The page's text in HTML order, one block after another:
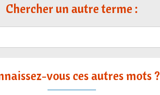
Chercher un autre terme :
vous ces autres mots ?